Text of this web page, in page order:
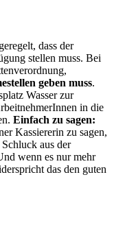
dass der
stellen muss. Bei
geben muss.
Wasser zur
in die
Einfach zu sagen:
Kassiererin zu sagen,
aus der
wenn es nur mehr
das den guten